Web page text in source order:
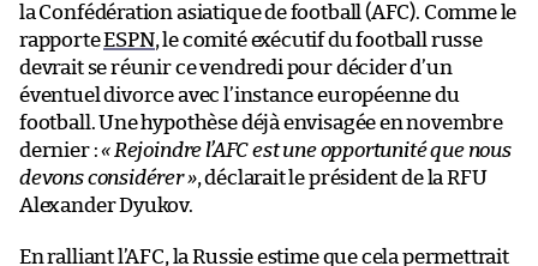
la Confédération asiatique de football (AFC). Comme le
rapporteESPN, le comité exécutif du football russe
devrait se réunir ce vendredi pour décider d’un
éventuel divorce avec l’instance européenne du
football. Une hypothèse déjà envisagée en novembre
dernier :« Rejoindre l’AFC est une opportunité que nous
devons considérer », déclarait le président de la RFU
Alexander Dyukov.
En ralliant l’AFC, la Russie estime que cela permettrait